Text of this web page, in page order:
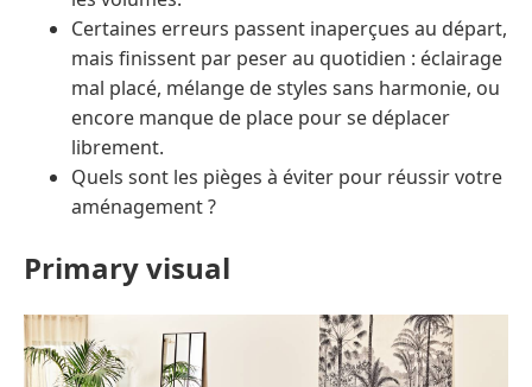
Certaines erreurs passent inaperçues au départ,
mais finissent par peser au quotidien : éclairage
mal placé, mélange de styles sans harmonie, ou
encore manque de place pour se déplacer
librement.
Quels sont les pièges à éviter pour réussir votre
aménagement ?
Primary visual